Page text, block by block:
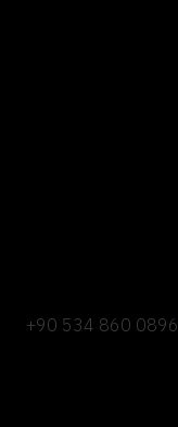
+90 534 860 0896